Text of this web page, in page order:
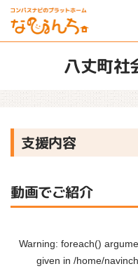
八丈町社
支援内容
動画でご紹介
Warning: foreach()
given in /home/